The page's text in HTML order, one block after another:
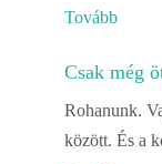
Tovább
Csak még
Rohanunk.
között. És a